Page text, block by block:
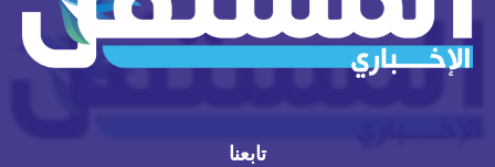
تابعنا